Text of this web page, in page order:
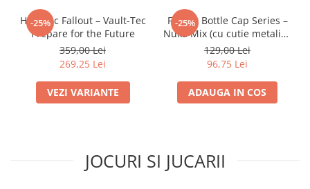
Riftbound singles
Gundam TCG
Puzzle 1000 piese
Accesorii pentru puzzle
Puzzle 1500 piese
-25%
Hanorac Fallout – Vault-Tec
Prepare for the Future
359,00 Lei
269,25 Lei
VEZI VARIANTE
-25%
Fallout Bottle Cap Series –
Nuka Mix (cu cutie metalica
de colectie)
129,00 Lei
96,75 Lei
ADAUGA IN COS
JOCURI SI JUCARII